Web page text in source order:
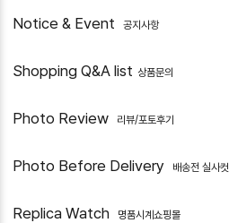
Notice & Event 공지사항
Shopping Q&A list 상품문의
Photo Review 리뷰/포토후기
Photo Before Delivery 배송전 실사컷
Replica Watch 명품시계쇼핑몰